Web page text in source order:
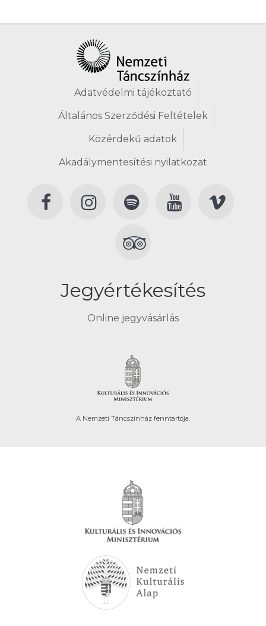
Adatvédelmi tájékoztató
Általános Szerződési Feltételek
Közérdekű adatok
Akadálymentesítési nyilatkozat
Jegyértékesítés
Online jegyvásárlás
A Nemzeti Táncszínház fenntartója.